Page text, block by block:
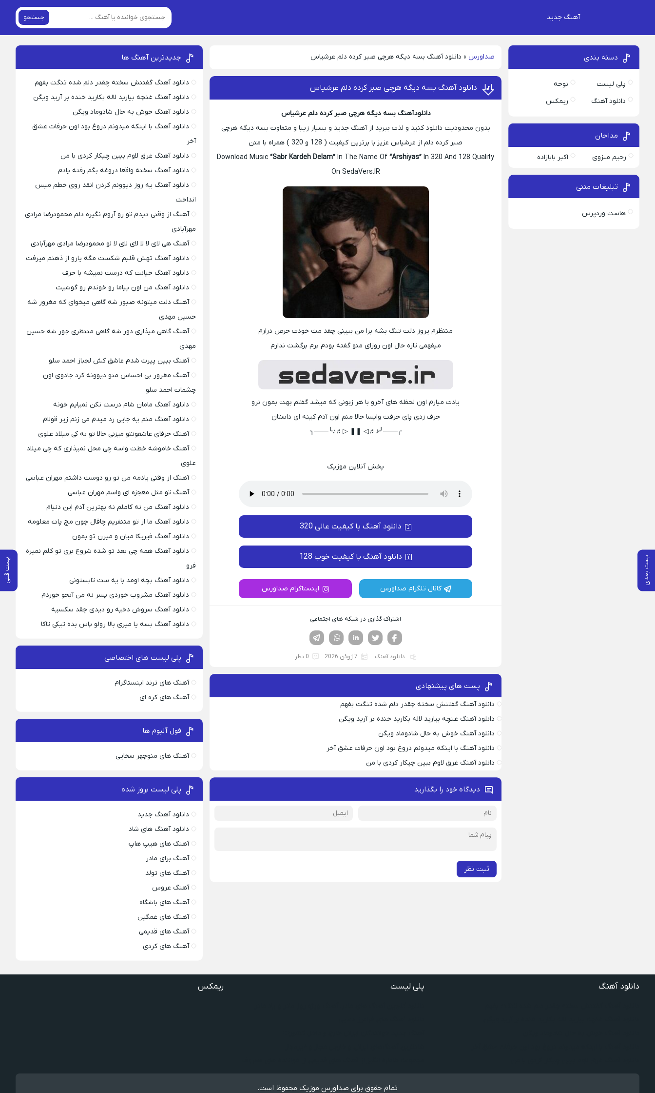
آهنگ جدید جستجو
صداورس » دانلود آهنگ بسه دیگه هرچی صبر کرده دلم عرشیاس
پست بعدی پست قبلی
دانلود آهنگ بسه دیگه هرچی صبر کرده دلم عرشیاس
دانلود آهنگ بسه دیگه هرچی صبر کرده دلم عرشیاس
بدون محدودیت دانلود کنید و لذت ببرید از آهنگ جدید و بسیار زیبا و متفاوت بسه دیگه هرچی
صبر کرده دلم از عرشیاس عزیز با برترین کیفیت ( 128 و 320 ) همراه با متن
Download Music“Sabr Kardeh Delam” In The Name Of“Arshiyas” In 320 And 128 Quality
On SedaVers.IR
منتظرم یروز دلت تنگ بشه برا من ببینی چقد مث خودت حرص درارم
میفهمی تازه حال اون روزای منو گفته بودم برم برگشت ندارم
یادت میارم اون لحظه های آخرو با هر زبونی که میشد گفتم بهت بمون نرو
حرف زدی پای حرفت وایسا حالا منم اون آدم کینه ای داستان
╭───╯♪♬◁ ❚❚ ▷♬♪╰───╮
پخش آنلاین موزیک
دانلود آهنگ با کیفیت عالی 320
دانلود آهنگ با کیفیت خوب 128
کانال تلگرام صداورس اینستاگرام صداورس
اشتراک گذاری در شبکه های اجتماعی
لینکدین تویتر
فیسوک
دانلود آهنگ 7 ژوئن 2026 0 نظر
پست های پیشنهادی
دانلود آهنگ گفتنش سخته چقدر دلم شده تنگت بفهم
دانلود آهنگ غنچه بیارید لاله بکارید خنده بر آرید ویگن
دانلود آهنگ خوش به حال شادوماد ویگن
دانلود آهنگ با اینکه میدونم دروغ بود اون حرفات عشق آخر
دانلود آهنگ غرق لاوم ببین چیکار کردی با من
دیدگاه خود را بگذارید
ثبت نظر
دسته بندی
پلی لیست
نوحه
دانلود آهنگ
ریمکس
مداحان
رحیم منزوی اکبر بابازاده
تبلیغات متنی
هاست وردپرس
جدیدترین آهنگ ها
دانلود آهنگ گفتنش سخته چقدر دلم شده تنگت بفهم
دانلود آهنگ غنچه بیارید لاله بکارید خنده بر آرید ویگن
دانلود آهنگ خوش به حال شادوماد ویگن
دانلود آهنگ با اینکه میدونم دروغ بود اون حرفات عشق
آخر
دانلود آهنگ غرق لاوم ببین چیکار کردی با من
دانلود آهنگ سخته واقعا دروغه بگم رفته یادم
دانلود آهنگ یه روز دیوونم کردن انقد روی خطم میس
انداخت
آهنگ از وقتی دیدم تو رو آروم نگیره دلم محمودرضا مرادی
مهرآبادی
آهنگ هی لای لا لا لای لای لا لو محمودرضا مرادی مهرآبادی
دانلود آهنگ تهش قلبم شکست مگه یارو از ذهنم میرفت
دانلود آهنگ خیانت که درست نمیشه با حرف
دانلود آهنگ من اون پیاما رو خوندم رو گوشیت
آهنگ دلت میتونه صبور شه گاهی میخوای که مغرور شه
حسین مهدی
آهنگ گاهی میذاری دور شه گاهی منتظری جور شه حسین
مهدی
آهنگ ببین پیرت شدم عاشق کش لجباز احمد سلو
آهنگ مغرور بی احساس منو دیوونه کرد جادوی اون
چشمات احمد سلو
دانلود آهنگ مامان شام درست نکن نمیایم خونه
دانلود آهنگ منم یه جایی رد میدم می زنم زیر قولام
آهنگ حرفای عاشقونتو میزنی حالا تو به کی میلاد علوی
آهنگ خاموشه خطت واسه چی محل نمیذاری که چی میلاد
علوی
آهنگ از وقتی یادمه من تو رو دوست داشتم مهران عباسی
آهنگ تو مثل معجزه ای واسم مهران عباسی
دانلود آهنگ من نه کاملم نه بهترین آدم این دنیام
دانلود آهنگ ما از تو متنفریم چاقال چون مچ پات معلومه
دانلود آهنگ فیریکا میان و میرن تو بمون
دانلود آهنگ همه چی بعد تو شده شروع بری تو کلم نمیره
فرو
دانلود آهنگ بچه اومد با یه ست تابستونی
دانلود آهنگ مشروب خوردی پسر نه من آبجو خوردم
دانلود آهنگ سروش دخیه رو دیدی چقد سکسیه
دانلود آهنگ بسه یا میری بالا رولو پاس بده تیکی تاکا
پلی لیست های اختصاصی
آهنگ های ترند اینستاگرام
آهنگ های کره ای
فول آلبوم ها
آهنگ های منوچهر سخایی
پلی لیست بروز شده
دانلود آهنگ جدید
دانلود آهنگ های شاد
آهنگ های هیپ هاپ
آهنگ برای مادر
آهنگ های تولد
آهنگ عروس
آهنگ های باشگاه
آهنگ های غمگین
آهنگ های قدیمی
آهنگ های کردی
دانلود آهنگ پلی لیست ریمکس
تمام حقوق برای صداورس موزیک محفوظ است.